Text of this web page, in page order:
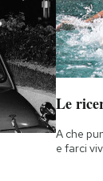
Le
A che
e farci